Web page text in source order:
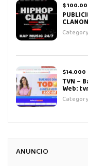
$
$14.000
TVN –
Web:
ANUNCIO